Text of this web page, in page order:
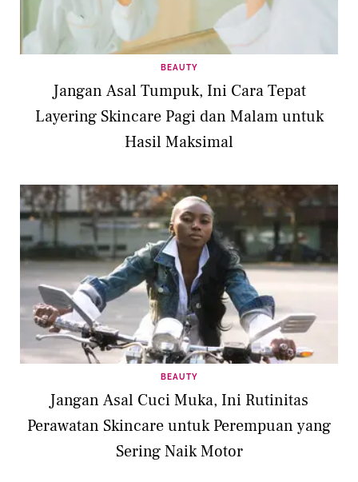
BEAUTY
Jangan Asal Tumpuk, Ini Cara Tepat
Layering Skincare Pagi dan Malam untuk
Hasil Maksimal
BEAUTY
Jangan Asal Cuci Muka, Ini Rutinitas
Perawatan Skincare untuk Perempuan yang
Sering Naik Motor